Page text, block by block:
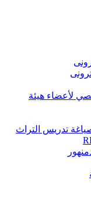
لأعضاء هيئة
تدريس التراث